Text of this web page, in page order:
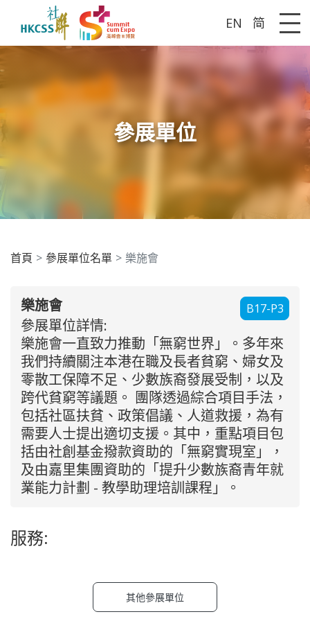
EN 简
參展單位
首頁 參展單位名單 樂施會
B17-P3
樂施會
參展單位詳情:
樂施會一直致力推動「無窮世界」。多年來
我們持續關注本港在職及長者貧窮、婦女及
零散工保障不足、少數族裔發展受制，以及
跨代貧窮等議題。 團隊透過綜合項目手法，
包括社區扶貧、政策倡議、人道救援，為有
需要人士提出適切支援。其中，重點項目包
括由社創基金撥款資助的「無窮實現室」，
及由嘉里集團資助的「提升少數族裔青年就
業能力計劃 - 教學助理培訓課程」。
服務:
其他參展單位